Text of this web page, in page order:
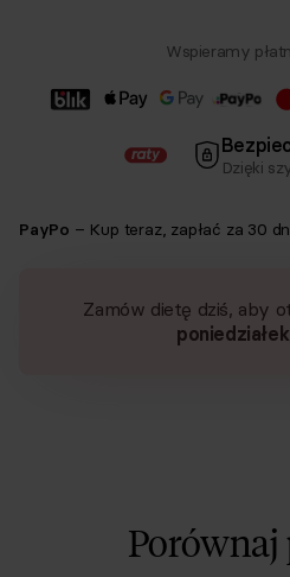
Wspieramy
Dzięki
PayPo – Kup teraz, zapłać za 30
Zamów dietę dziś, aby
poniedziałek